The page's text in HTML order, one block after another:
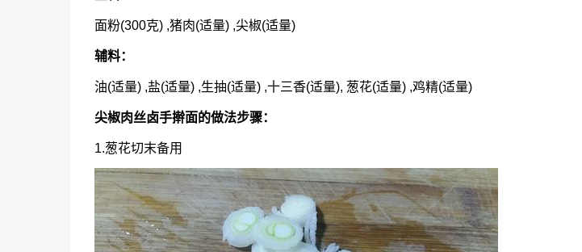
面粉(300克) ,猪肉(适量) ,尖椒(适量)
辅料：
油(适量) ,盐(适量) ,生抽(适量) ,十三香(适量), 葱花(适量) ,鸡精(适量)
尖椒肉丝卤手擀面的做法步骤：
1.葱花切末备用